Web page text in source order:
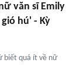
văn sĩ Emily
hú' - Kỳ
biết quá ít về nữ